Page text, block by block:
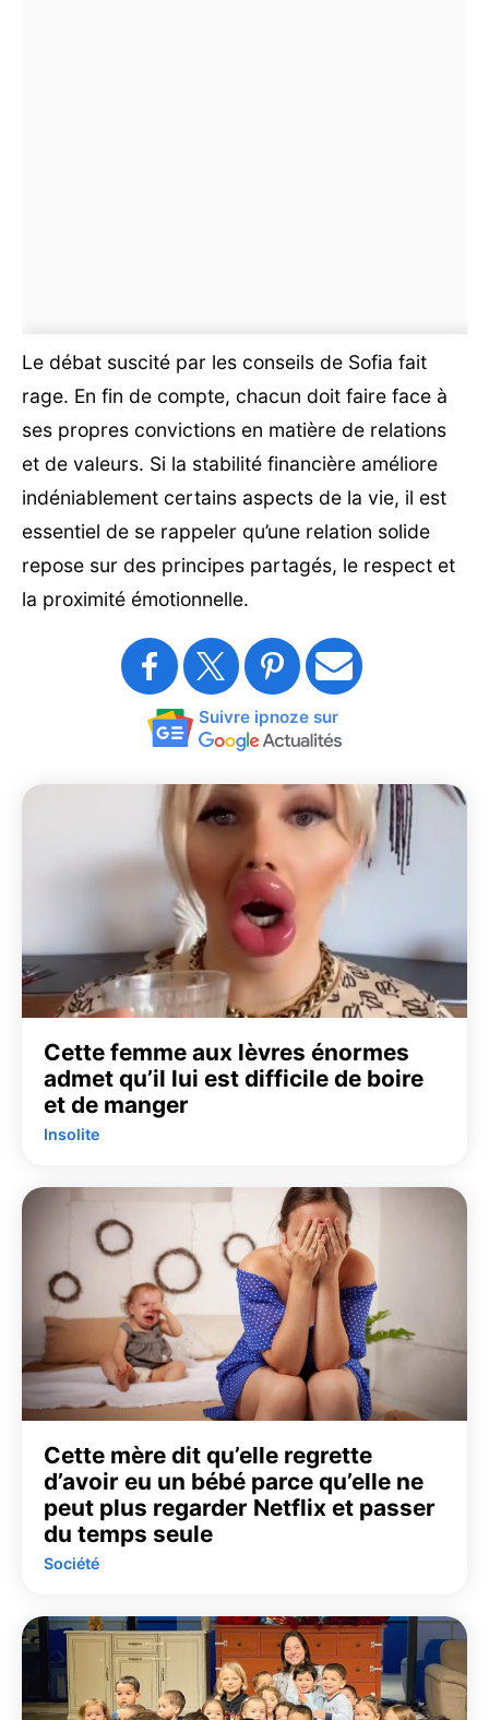
Le débat suscité par les conseils de Sofia fait
rage. En fin de compte, chacun doit faire face à
ses propres convictions en matière de relations
et de valeurs. Si la stabilité financière améliore
indéniablement certains aspects de la vie, il est
essentiel de se rappeler qu’une relation solide
repose sur des principes partagés, le respect et
la proximité émotionnelle.
Suivre ipnoze sur
Cette femme aux lèvres énormes
admet qu’il lui est difficile de boire
et de manger
Insolite
Cette mère dit qu’elle regrette
d’avoir eu un bébé parce qu’elle ne
peut plus regarder Netflix et passer
du temps seule
Société